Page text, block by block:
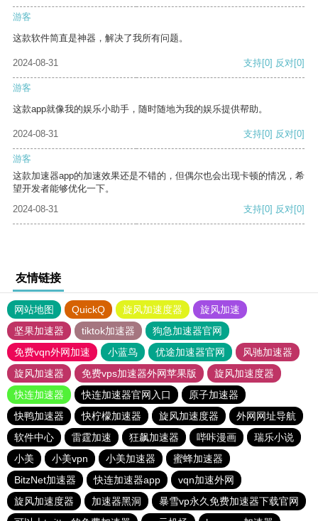
游客
这款软件简直是神器，解决了我所有问题。
2024-08-31 支持[0] 反对[0]
游客
这款app就像我的娱乐小助手，随时随地为我的娱乐提供帮助。
2024-08-31 支持[0] 反对[0]
游客
这款加速器app的加速效果还是不错的，但偶尔也会出现卡顿的情况，希
望开发者能够优化一下。
2024-08-31
支持[0] 反对[0]
友情链接
网站地图 QuickQ 旋风加速度器
旋风加速
坚果加速器
tiktok加速器
狗急加速器官网
免费vqn外网加速
小蓝鸟 优途加速器官网
风驰加速器
旋风加速器
免费vps加速器外网苹果版
旋风加速度器
快连加速器
快连加速器官网入口
原子加速器
快鸭加速器
快柠檬加速器 旋风加速度器
外网网址导航
软件中心
雷霆加速 狂飙加速器 哔咔漫画
瑞乐小说
小美
小美vpn 小美加速器
蜜蜂加速器
BitzNet加速器
快连加速器app
vqn加速外网
旋风加速度器
加速器黑洞
暴雪vp永久免费加速器下载官网